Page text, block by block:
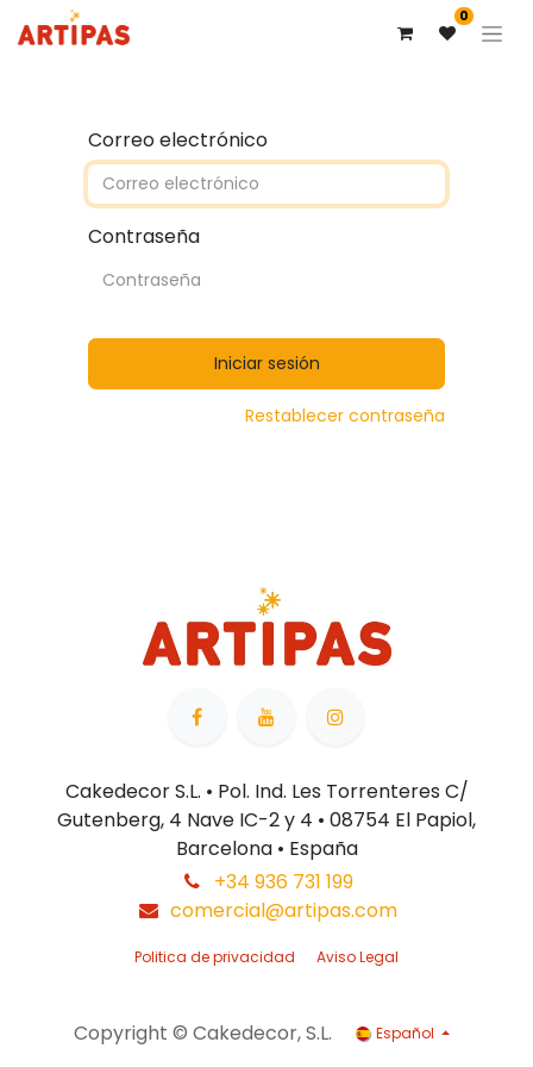
0
Correo electrónico
Contraseña
Iniciar sesión
Restablecer contraseña
Cakedecor S.L. • Pol. Ind. Les Torrenteres C/
Gutenberg, 4 Nave IC-2 y 4 • 08754 El Papiol,
Barcelona • España
+34 936 731 199
comercial@artipas.com
Politica de privacidad Aviso Legal
Copyright © Cakedecor, S.L. Español